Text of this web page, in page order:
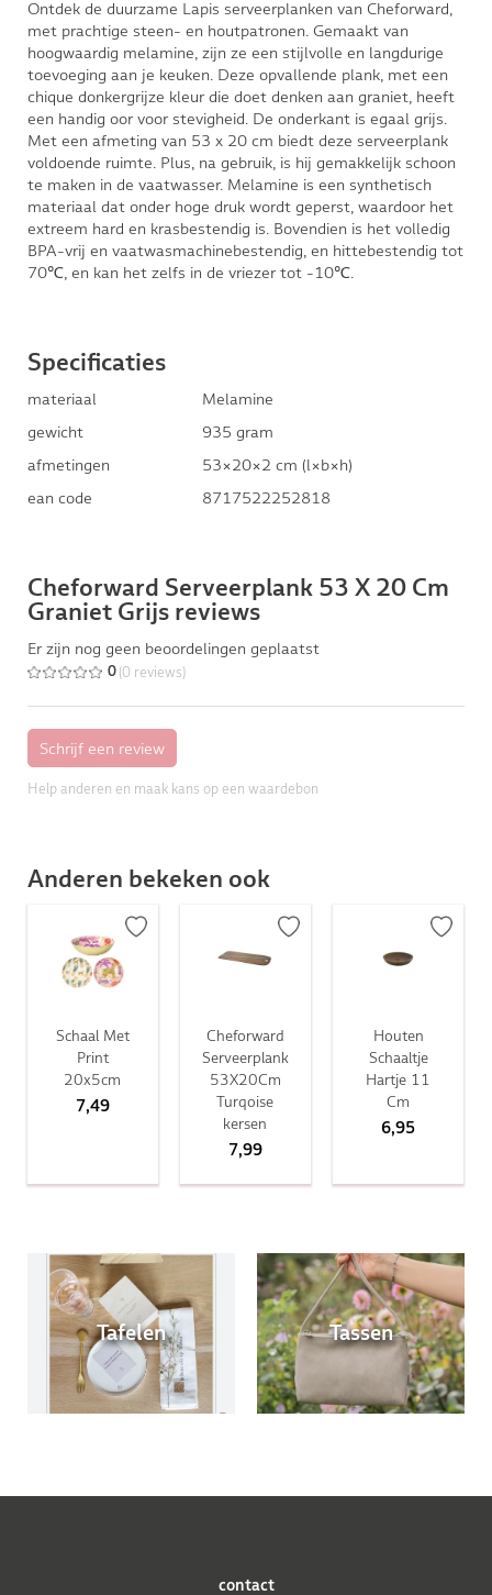
Ontdek de duurzame Lapis serveerplanken van Cheforward,
met prachtige steen- en houtpatronen. Gemaakt van
hoogwaardig melamine, zijn ze een stijlvolle en langdurige
toevoeging aan je keuken. Deze opvallende plank, met een
chique donkergrijze kleur die doet denken aan graniet, heeft
een handig oor voor stevigheid. De onderkant is egaal grijs.
Met een afmeting van 53 x 20 cm biedt deze serveerplank
voldoende ruimte. Plus, na gebruik, is hij gemakkelijk schoon
te maken in de vaatwasser. Melamine is een synthetisch
materiaal dat onder hoge druk wordt geperst, waardoor het
extreem hard en krasbestendig is. Bovendien is het volledig
BPA-vrij en vaatwasmachinebestendig, en hittebestendig tot
70℃, en kan het zelfs in de vriezer tot -10℃.
Specificaties
materiaal
Melamine
gewicht
935 gram
afmetingen
53×20×2 cm (l×b×h)
ean code
8717522252818
Cheforward Serveerplank 53 X 20 Cm
Graniet Grijs reviews
Er zijn nog geen beoordelingen geplaatst
0 (0 reviews)
Help anderen en maak kans op een waardebon
Anderen bekeken ook
Schaal Met
Print
20x5cm
7,49
Cheforward
Serveerplank
53X20Cm
Turqoise
kersen
7,99
Houten
Schaaltje
Hartje 11
Cm
6,95
Tafelen Tassen
contact